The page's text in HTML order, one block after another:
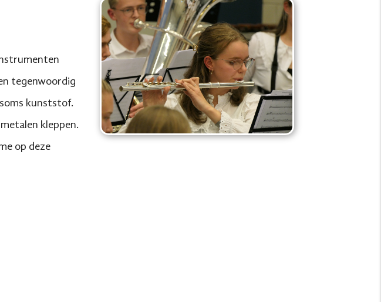
tegenwoordig
kunststof.
kleppen.
op deze